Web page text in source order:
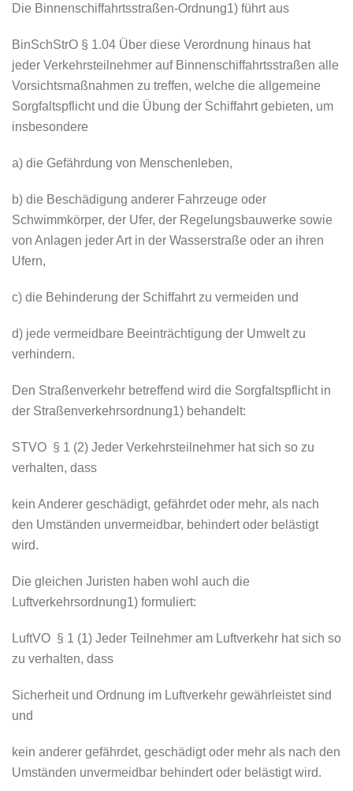
Die Binnenschiffahrtsstraßen-Ordnung1) führt aus
BinSchStrO § 1.04 Über diese Verordnung hinaus hat
jeder Verkehrsteilnehmer auf Binnenschiffahrtsstraßen alle
Vorsichtsmaßnahmen zu treffen, welche die allgemeine
Sorgfaltspflicht und die Übung der Schiffahrt gebieten, um
insbesondere
a) die Gefährdung von Menschenleben,
b) die Beschädigung anderer Fahrzeuge oder
Schwimmkörper, der Ufer, der Regelungsbauwerke sowie
von Anlagen jeder Art in der Wasserstraße oder an ihren
Ufern,
c) die Behinderung der Schiffahrt zu vermeiden und
d) jede vermeidbare Beeinträchtigung der Umwelt zu
verhindern.
Den Straßenverkehr betreffend wird die Sorgfaltspflicht in
der Straßenverkehrsordnung1) behandelt:
STVO § 1 (2) Jeder Verkehrsteilnehmer hat sich so zu
verhalten, dass
kein Anderer geschädigt, gefährdet oder mehr, als nach
den Umständen unvermeidbar, behindert oder belästigt
wird.
Die gleichen Juristen haben wohl auch die
Luftverkehrsordnung1) formuliert:
LuftVO § 1 (1) Jeder Teilnehmer am Luftverkehr hat sich so
zu verhalten, dass
Sicherheit und Ordnung im Luftverkehr gewährleistet sind
und
kein anderer gefährdet, geschädigt oder mehr als nach den
Umständen unvermeidbar behindert oder belästigt wird.